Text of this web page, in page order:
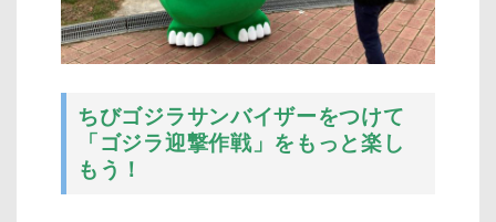
ちびゴジラサンバイザーをつけて
「ゴジラ迎撃作戦」をもっと楽し
もう！